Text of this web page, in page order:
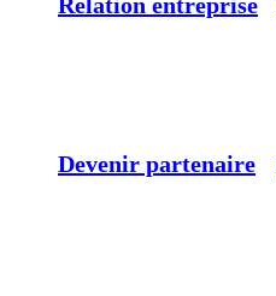
Devenir partenaire